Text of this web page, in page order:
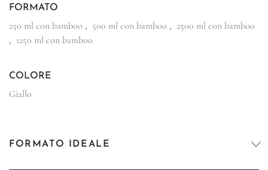
FORMATO
250 ml con bamboo , 500 ml con bamboo , 2500 ml con bamboo
, 1250 ml con bamboo
COLORE
Giallo
FORMATO IDEALE